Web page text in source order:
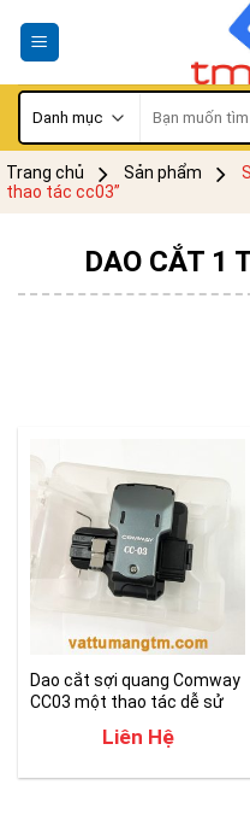
kiếm:
Trang chủ Sản phẩm
thao tác cc03”
DAO CẮT 1
Dao cắt sợi quang Comway
CC03 một thao tác dễ sử
Liên Hệ